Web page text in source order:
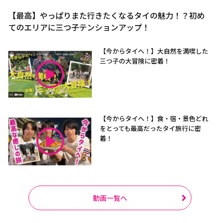
【最高】やっぱりまた行きたくなるタイの魅力！？初め
てのエリアに三つ子テンションアップ！
【今からタイへ！】大自然を満喫した
三つ子の大冒険に密着！
【今からタイへ！】食・宿・景色どれ
をとっても最高だったタイ旅行に密
着！
動画一覧へ